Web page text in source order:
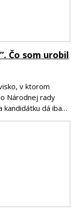
Čo som urobil
v ktorom
Národnej rady
kandidátku dá iba…